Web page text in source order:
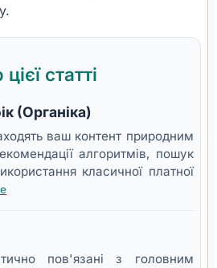
статті
(Органіка)
ваш контент природним
алгоритмів, пошук
класичної платної
пов'язані з головним